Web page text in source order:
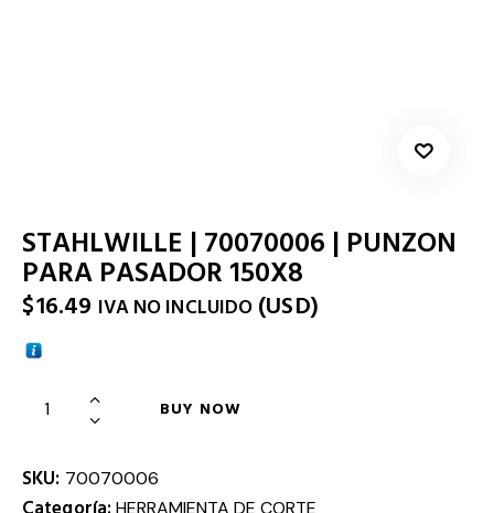
STAHLWILLE | 70070006 | PUNZON
PARA PASADOR 150X8
$16.49 IVA NO INCLUIDO (USD)
BUY NOW
SKU: 70070006